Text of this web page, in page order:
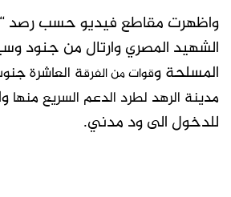
واظهرت مقاطع فيديو حسب رصد
الشهيد المصري وارتال من جنود
المسلحة وقوات من الفرقة العاشرة
مدينة الرهد لطرد الدعم السريع منها
للدخول الى ود مدني.